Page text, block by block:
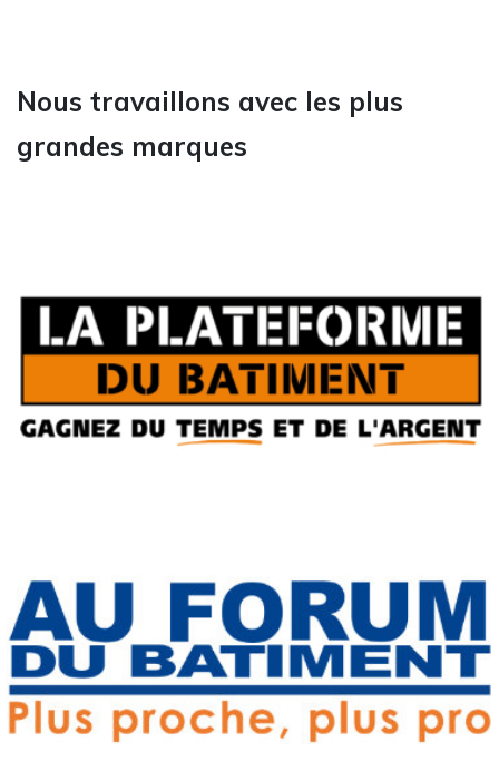
Nous travaillons avec les plus
grandes marques